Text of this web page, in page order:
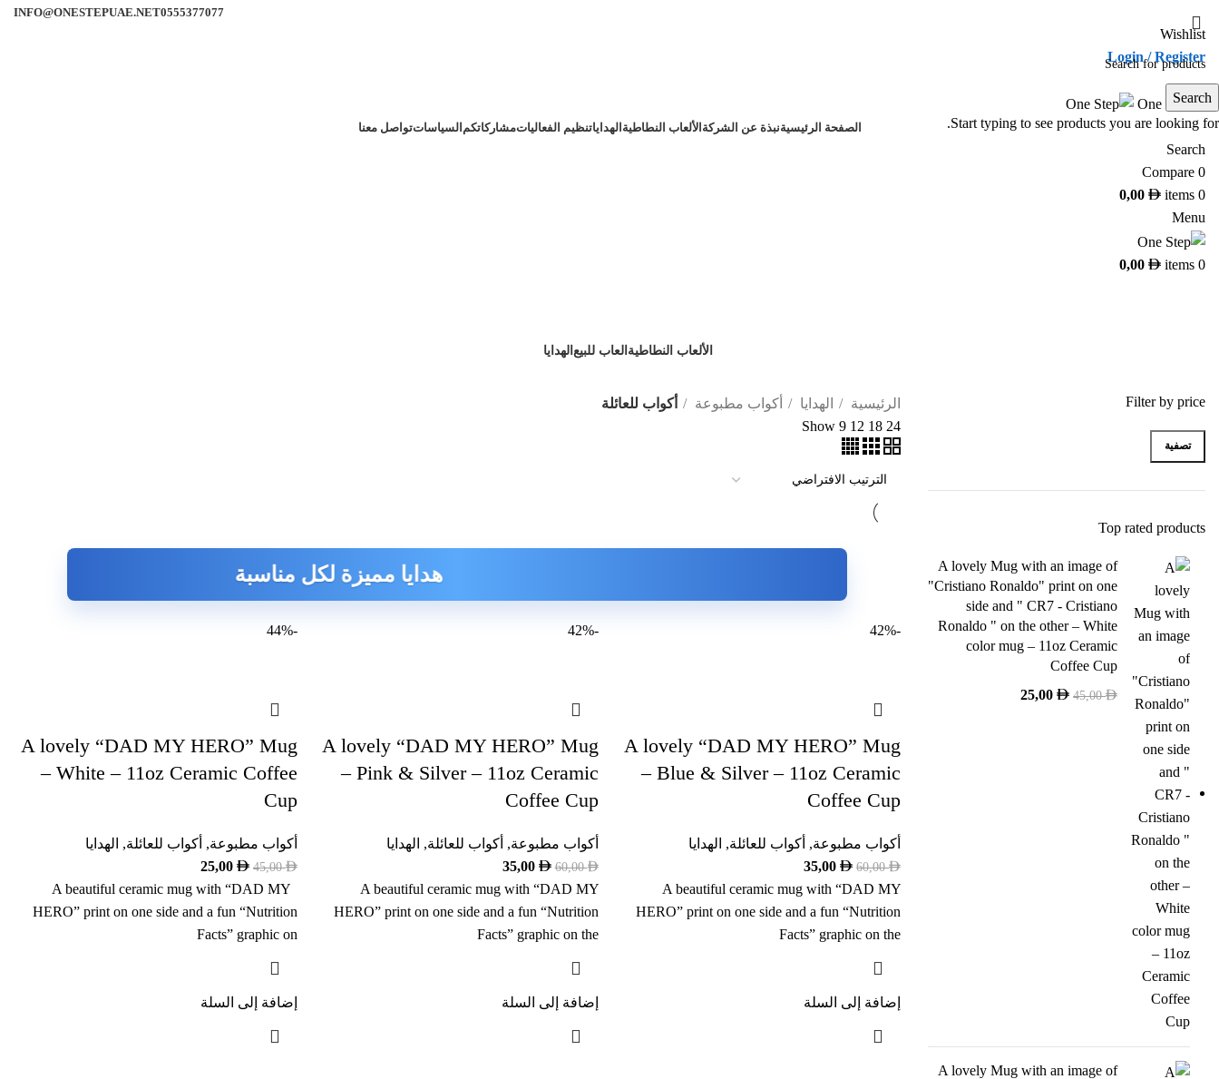
0555377077
INFO@ONESTEPUAE.NET
Wishlist
Login / Register
تواصل معنا
الصفحة الرئيسيةنبذة عن الشركة الألعاب النطاطية الهداياتنظيم الفعالياتمشاركاتكم السياساتتواصل معنا
Search
0
Compare
0
items
0,00
Menu
0
items
0,00
الألعاب النطاطية العاب للبيع الهدايا
Filter by price
تصفية
Top rated products
A lovely Mug with an image of
"Cristiano Ronaldo" print on one
side and " CR7 - Cristiano
Ronaldo " on the other – White
color mug – 11oz Ceramic
Coffee Cup
45,00
25,00
A lovely Mug with an image of
الرئيسية الهدايا أكواب مطبوعة
أكواب للعائلة
Show 9 12 18 24
هدايا مميزة لكل مناسبة
-42%
A lovely “DAD MY HERO” Mug
– Blue & Silver – 11oz Ceramic
Coffee Cup
أكواب مطبوعة, أكواب للعائلة, الهدايا
60,00
35,00
A beautiful ceramic mug with “DAD MY
HERO” print on one side and a fun “Nutrition
Facts” graphic on the
إضافة إلى السلة
-42%
A lovely “DAD MY HERO” Mug
– Pink & Silver – 11oz Ceramic
Coffee Cup
أكواب مطبوعة, أكواب للعائلة, الهدايا
60,00
35,00
A beautiful ceramic mug with “DAD MY
HERO” print on one side and a fun “Nutrition
Facts” graphic on the
إضافة إلى السلة
-44%
A lovely “DAD MY HERO” Mug
– White – 11oz Ceramic Coffee
Cup
أكواب مطبوعة, أكواب للعائلة, الهدايا
45,00
25,00
A beautiful ceramic mug with “DAD MY
HERO” print on one side and a fun “Nutrition
Facts” graphic on
إضافة إلى السلة
Search
Start typing to see products you are looking for.